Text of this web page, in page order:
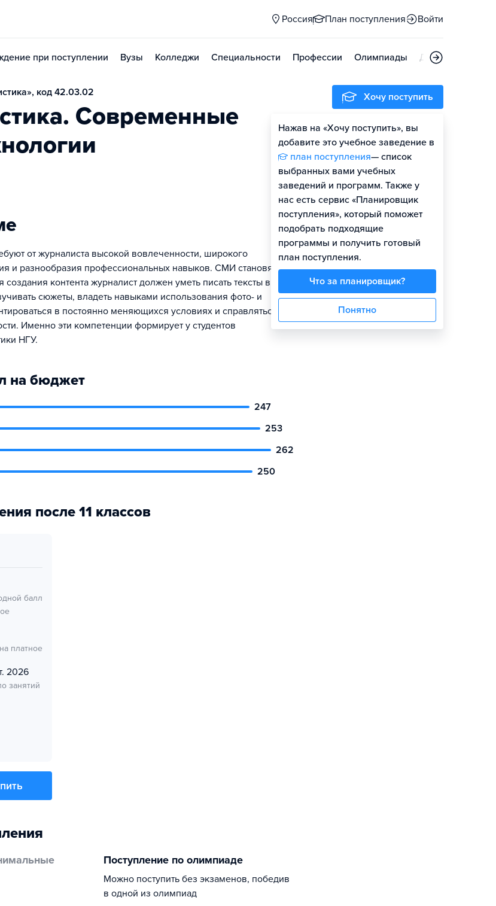
Россия План поступления Войти
при поступлении Вузы Колледжи Специальности Профессии Олимпиады Дни открытых
код 42.03.02
Современные
от журналиста высокой вовлеченности, широкого
и разнообразия профессиональных навыков. СМИ становятся
контента журналист должен уметь писать тексты в
сюжеты, владеть навыками использования фото- и
в постоянно меняющихся условиях и справляться с
Именно эти компетенции формирует у студентов
НГУ.
на бюджет
247
253
262
250
после 11 классов
балл
платное
2026
занятий
Поступление по олимпиаде
Можно поступить без экзаменов, победив
в одной из олимпиад
Хочу поступить
Нажав на «Хочу поступить», вы
добавите это учебное заведение в
план поступления— список
выбранных вами учебных
заведений и программ. Также у
нас есть сервис «Планировщик
поступления», который поможет
подобрать подходящие
программы и получить готовый
план поступления.
Что за планировщик?
Понятно
Оценить шансы